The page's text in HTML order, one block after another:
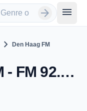
arrow_forward menu
chevron_right Den Haag FM
Den Haag FM - FM 92.0 - The Hague